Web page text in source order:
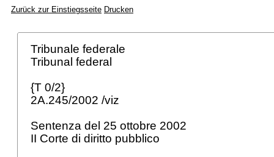
Zurück zur Einstiegsseite Drucken
Tribunale federale
Tribunal federal
{T 0/2}
2A.245/2002 /viz
Sentenza del 25 ottobre 2002
II Corte di diritto pubblico